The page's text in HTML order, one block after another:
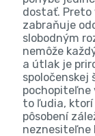
dostať.
zabraňuje
slobodným
nemôže
a útlak je
pochopiteľne
to ľudia, ktorí
pôsobení
neznesiteľne